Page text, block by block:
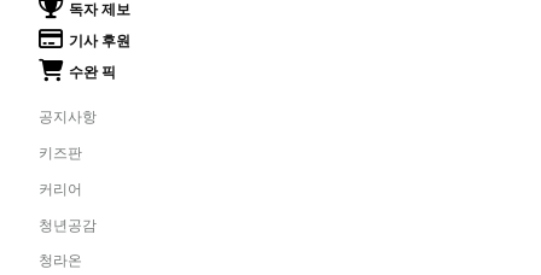
독자 제보
기사 후원
수완 픽
공지사항
키즈판
커리어
청년공감
청라온